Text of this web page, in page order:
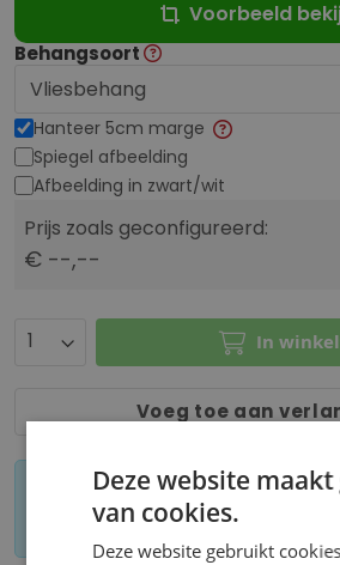
Voorbeeld
Behangsoort
Hanteer 5cm marge
Spiegel afbeelding
Afbeelding in zwart/wit
Prijs zoals geconfigureerd:
€ --,--
In
Voeg toe aan
Let op: op maat gemaakt
worden geretourneerd.
Deze website
van cookies.
Deze website gebruikt